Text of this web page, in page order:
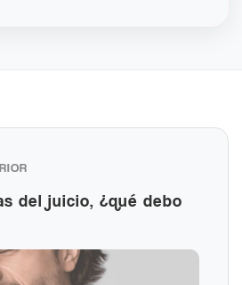
del juicio, ¿qué debo